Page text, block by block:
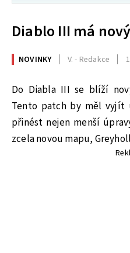
Diablo III má
NOVINKY V. - Redakce
Do Diabla III se blíží
Tento patch by měl
přinést nejen menší
zcela novou mapu,